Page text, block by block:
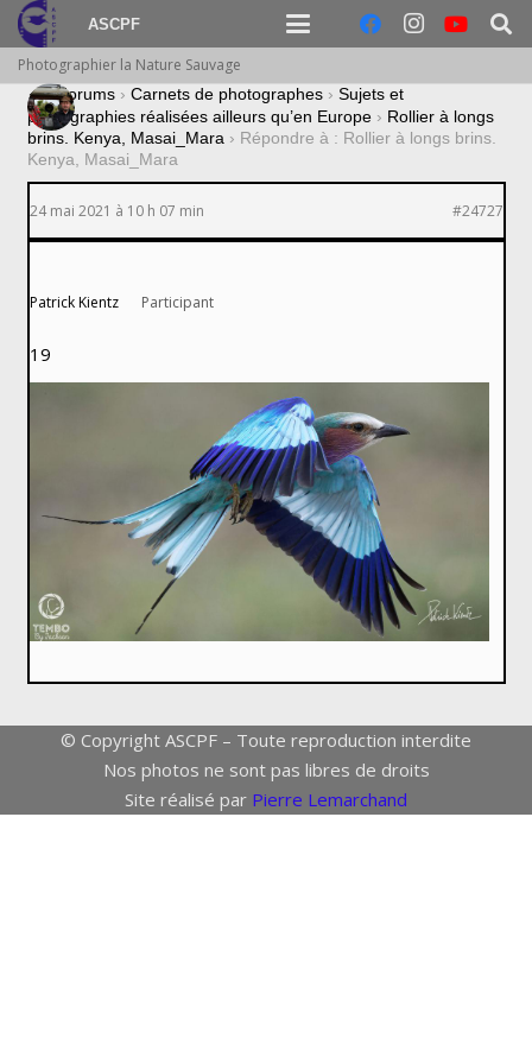
ASCPF
Photographier la Nature Sauvage
› Forums › Carnets de photographes › Sujets et
photographies réalisées ailleurs qu’en Europe › Rollier à longs
brins. Kenya, Masai_Mara › Répondre à : Rollier à longs brins.
Kenya, Masai_Mara
24 mai 2021 à 10 h 07 min #24727
Patrick Kientz Participant
19
© Copyright ASCPF – Toute reproduction interdite
Nos photos ne sont pas libres de droits
Site réalisé par Pierre Lemarchand